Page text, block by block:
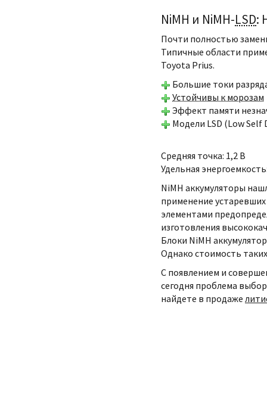
NiMH и NiMH-LSD:
Почти полностью
Типичные области
Toyota Prius.
Большие токи
Устойчивы к морозам
Эффект памяти
Модели LSD (Low
Средняя точка: 1,2 В
Удельная
NiMH аккумуляторы
применение
элементами
изготовления
Блоки NiMH
Однако стоимость
С появлением и
сегодня проблема
найдете в продаже